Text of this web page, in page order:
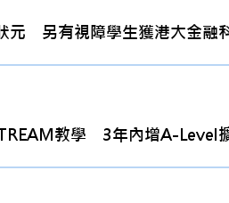
元 另有視障學生獲港大金
教學 3年內增A-Level